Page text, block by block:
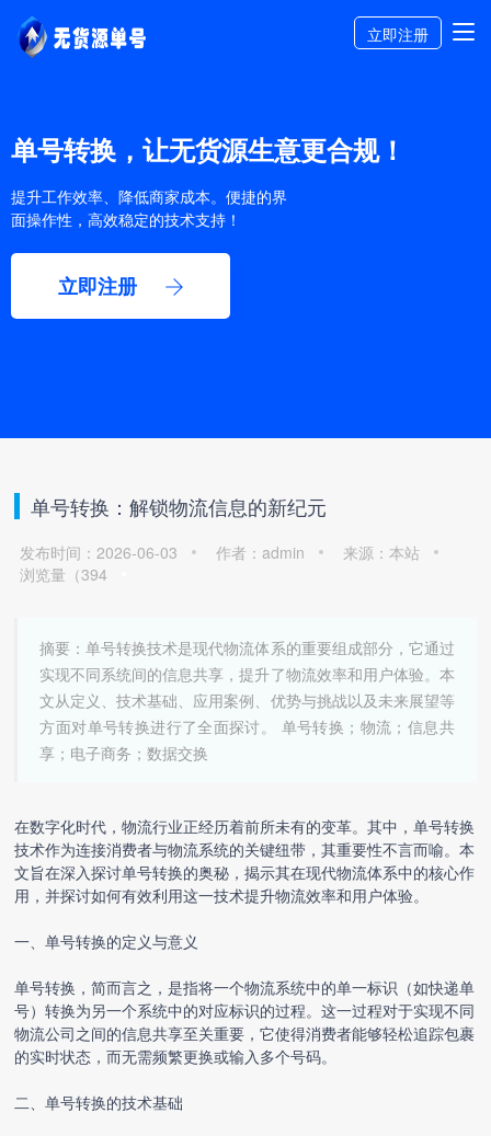
立即注册
单号转换，让无货源生意更合规！
提升工作效率、降低商家成本。便捷的界
面操作性，高效稳定的技术支持！
立即注册
单号转换：解锁物流信息的新纪元
发布时间：2026-06-03 作者：admin
来源：本站
浏览量（394
摘要：单号转换技术是现代物流体系的重要组成部分，它通过
实现不同系统间的信息共享，提升了物流效率和用户体验。本
文从定义、技术基础、应用案例、优势与挑战以及未来展望等
方面对单号转换进行了全面探讨。 单号转换；物流；信息共
享；电子商务；数据交换
在数字化时代，物流行业正经历着前所未有的变革。其中，单号转换
技术作为连接消费者与物流系统的关键纽带，其重要性不言而喻。本
文旨在深入探讨单号转换的奥秘，揭示其在现代物流体系中的核心作
用，并探讨如何有效利用这一技术提升物流效率和用户体验。
一、单号转换的定义与意义
单号转换，简而言之，是指将一个物流系统中的单一标识（如快递单
号）转换为另一个系统中的对应标识的过程。这一过程对于实现不同
物流公司之间的信息共享至关重要，它使得消费者能够轻松追踪包裹
的实时状态，而无需频繁更换或输入多个号码。
二、单号转换的技术基础